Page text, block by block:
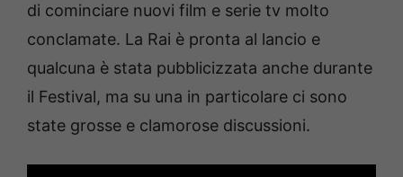
di cominciare nuovi film e serie tv molto
conclamate. La Rai è pronta al lancio e
qualcuna è stata pubblicizzata anche durante
il Festival, ma su una in particolare ci sono
state grosse e clamorose discussioni.